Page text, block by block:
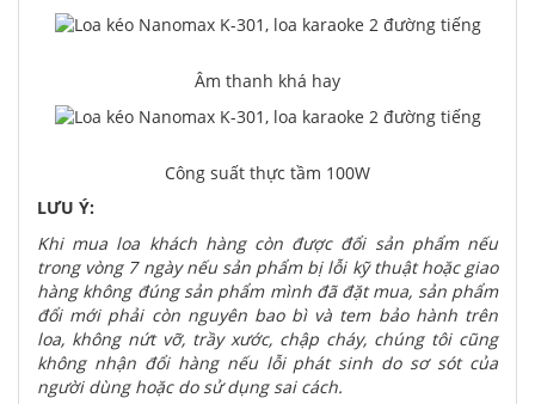
Âm thanh khá hay
Công suất thực tầm 100W
LƯU Ý:
Khi mua loa khách hàng còn được đổi sản phẩm nếu
trong vòng 7 ngày nếu sản phẩm bị lỗi kỹ thuật hoặc giao
hàng không đúng sản phẩm mình đã đặt mua, sản phẩm
đổi mới phải còn nguyên bao bì và tem bảo hành trên
loa, không nứt vỡ, trầy xước, chập cháy, chúng tôi cũng
không nhận đổi hàng nếu lỗi phát sinh do sơ sót của
người dùng hoặc do sử dụng sai cách.